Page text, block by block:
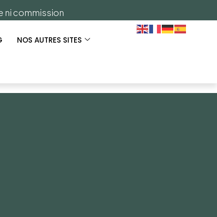
ni commission
NOS AUTRES SITES